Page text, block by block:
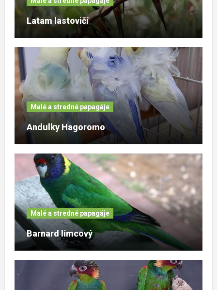
Latam lastovičí
Malé a stredné papagáje
Andulky Hagoromo
Malé a stredné papagáje
Barnard límcový